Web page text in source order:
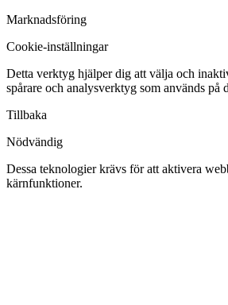
Marknadsföring
Cookie-inställningar
Detta verktyg hjälper dig att välja och
spårare och analysverktyg som används på
Tillbaka
Nödvändig
Dessa teknologier krävs för att aktivera
kärnfunktioner.